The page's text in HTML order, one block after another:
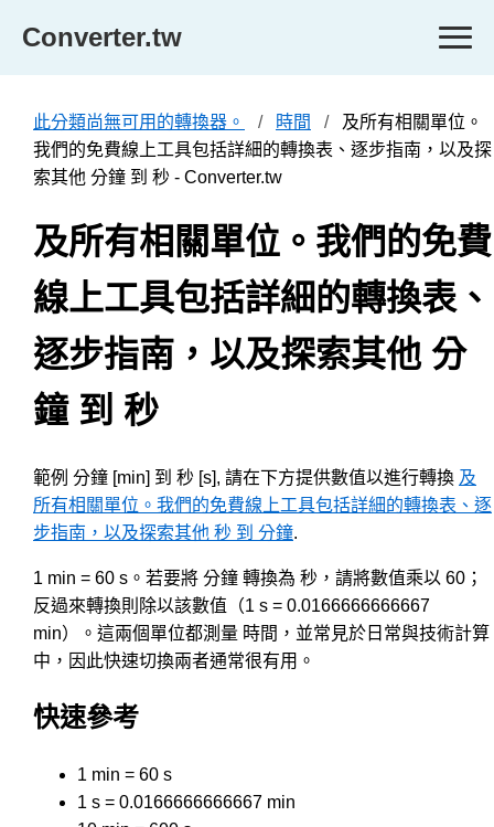
Converter.tw
此分類尚無可用的轉換器。 時間
及所有相關單位。
我們的免費線上工具包括詳細的轉換表、逐步指南，以及探
索其他 分鐘 到 秒 - Converter.tw
及所有相關單位。我們的免費
線上工具包括詳細的轉換表、
逐步指南，以及探索其他 分
鐘 到 秒
範例 分鐘 [min] 到 秒 [s], 請在下方提供數值以進行轉換 及
所有相關單位。我們的免費線上工具包括詳細的轉換表、逐
步指南，以及探索其他 秒 到 分鐘.
1 min = 60 s。若要將 分鐘 轉換為 秒，請將數值乘以 60；
反過來轉換則除以該數值（1 s = 0.0166666666667
min）。這兩個單位都測量 時間，並常見於日常與技術計算
中，因此快速切換兩者通常很有用。
快速參考
1 min = 60 s
1 s = 0.0166666666667 min